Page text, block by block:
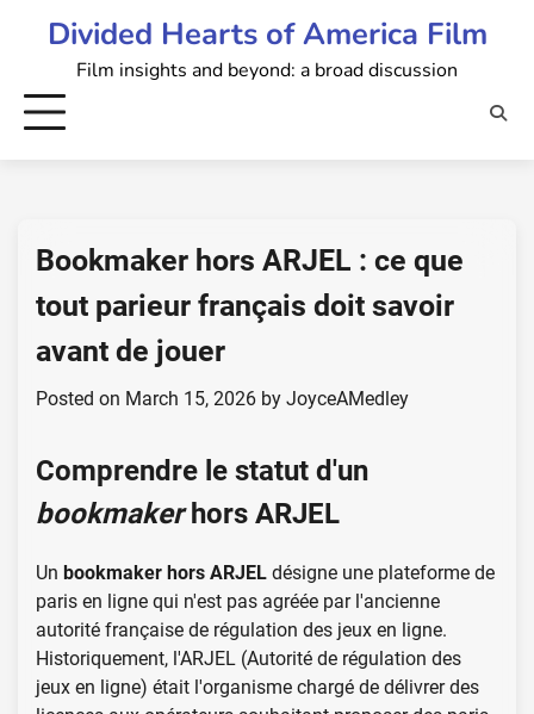
Divided Hearts of America Film
Film insights and beyond: a broad discussion
Bookmaker hors ARJEL : ce que
tout parieur français doit savoir
avant de jouer
Posted on March 15, 2026 by JoyceAMedley
Comprendre le statut d'un
bookmaker hors ARJEL
Un bookmaker hors ARJEL désigne une plateforme de
paris en ligne qui n'est pas agréée par l'ancienne
autorité française de régulation des jeux en ligne.
Historiquement, l'ARJEL (Autorité de régulation des
jeux en ligne) était l'organisme chargé de délivrer des